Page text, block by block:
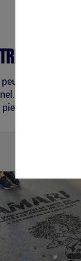
aussi être
Le marquage
des lieux